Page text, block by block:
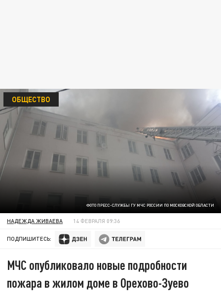
ФОТО ПРЕСС-СЛУЖБЫ ГУ МЧС РОССИИ ПО МОСКОВСКОЙ ОБЛАСТИ
ОБЩЕСТВО
НАДЕЖДА ЖИВАЕВА 14 ФЕВРАЛЯ 09:36
ПОДПИШИТЕСЬ:
МЧС опубликовало новые подробности
пожара в жилом доме в Орехово-Зуево